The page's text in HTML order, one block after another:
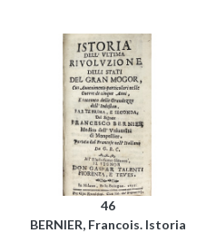
46
BERNIER, Francois. Istoria